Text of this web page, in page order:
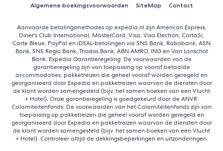
Algemene boekingsvoorwaarden
SiteMap Contact
Aanvaarde betalingsmethodes op expedia.nl zijn American Express,
Diner's Club International, MasterCard, Visa, Visa Electron, CartaSi,
Carte Bleue, PayPal en iDEAL-betalingen via SNS Bank, Rabobank, ASN
Bank, SNS Regio Bank, Triodos Bank, ABN AMRO, ING en Van Lanschot
Bank. Expedia Garantieregeling: De voorwaarden van de
garantieregeling zijn van toepassing op vooraf betaalde
accommodaties, pakketreizen die geheel vooraf worden geregeld en
georganiseerd door Expedia en pakketreizen waarvan de diensten door
de klant worden samengesteld (bijv. het samen boeken van een Vlucht
+ Hotel). Onze garantieregeling is goedgekeurd door de ANVR.
Calamiteitenfonds: De voorwaarden van het Calamiteitenfonds zijn van
toepassing op pakketreizen die geheel vooraf worden geregeld en
georganiseerd door Expedia en pakketreizen waarvan de diensten door
de klant worden samengesteld (bijv. het samen boeken van een Vlucht
+ Hotel). Controleer altijd de dekkingsbeperkingen en uitzonderingen.